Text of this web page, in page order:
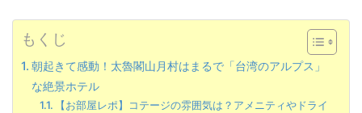
もくじ
朝起きて感動！太魯閣山月村はまるで「台湾のアルプス」
な絶景ホテル
【お部屋レポ】コテージの雰囲気は？アメニティやドライ